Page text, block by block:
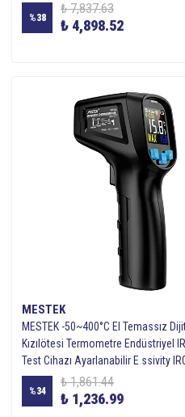
%38
₺ 7,837.63
₺ 4,898.52
MESTEK
MESTEK -50~400°C El Temassız
Kızılötesi Termometre Endüstriyel IR
Test Cihazı Ayarlanabilir E ssivity
%34
₺ 1,861.44
₺ 1,236.99